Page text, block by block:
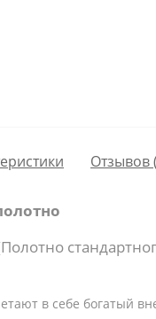
Отзывов
в себе богатый